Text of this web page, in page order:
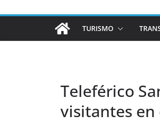
TURISMO
Teleférico
visitantes en